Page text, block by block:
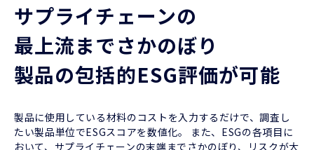
サプライチェーンの
最上流までさかのぼり
製品の包括的ESG評価が可能
製品に使用している材料のコストを入力するだけで、調査し
たい製品単位でESGスコアを数値化。 また、ESGの各項目に
おいて、サプライチェーンの末端までさかのぼり、リスクが大